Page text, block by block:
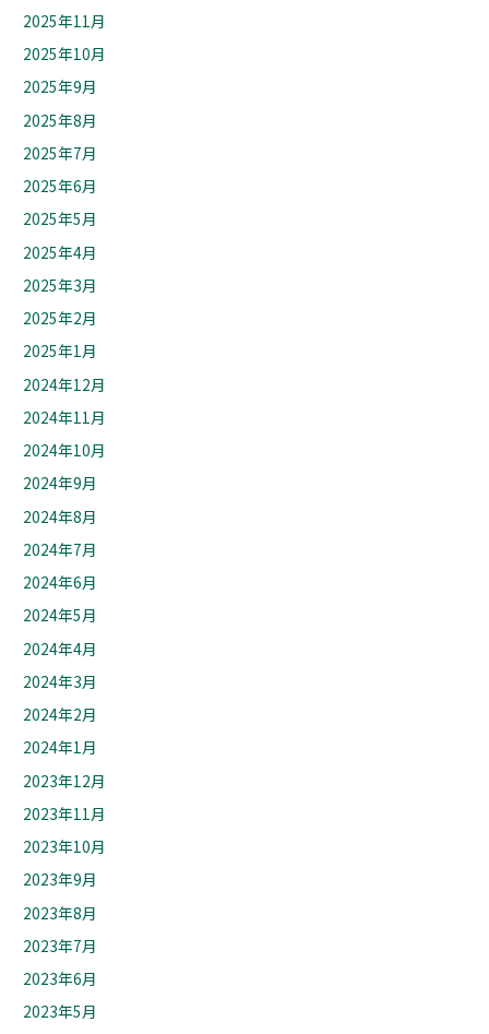
2025年11月
2025年10月
2025年9月
2025年8月
2025年7月
2025年6月
2025年5月
2025年4月
2025年3月
2025年2月
2025年1月
2024年12月
2024年11月
2024年10月
2024年9月
2024年8月
2024年7月
2024年6月
2024年5月
2024年4月
2024年3月
2024年2月
2024年1月
2023年12月
2023年11月
2023年10月
2023年9月
2023年8月
2023年7月
2023年6月
2023年5月